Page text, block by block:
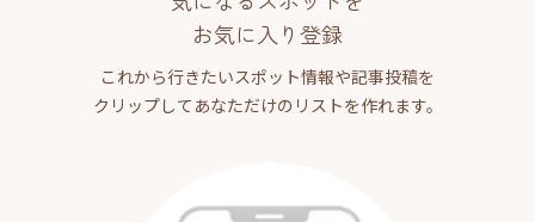
お気に入り登録
これから行きたいスポット情報や記事投稿を
クリップしてあなただけのリストを作れます。